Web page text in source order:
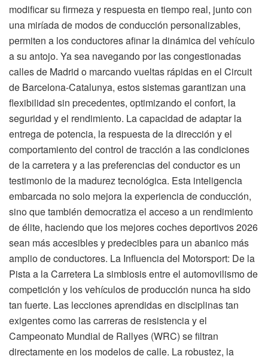
modificar su firmeza y respuesta en tiempo real, junto con
una miríada de modos de conducción personalizables,
permiten a los conductores afinar la dinámica del vehículo
a su antojo. Ya sea navegando por las congestionadas
calles de Madrid o marcando vueltas rápidas en el Circuit
de Barcelona-Catalunya, estos sistemas garantizan una
flexibilidad sin precedentes, optimizando el confort, la
seguridad y el rendimiento. La capacidad de adaptar la
entrega de potencia, la respuesta de la dirección y el
comportamiento del control de tracción a las condiciones
de la carretera y a las preferencias del conductor es un
testimonio de la madurez tecnológica. Esta inteligencia
embarcada no solo mejora la experiencia de conducción,
sino que también democratiza el acceso a un rendimiento
de élite, haciendo que los mejores coches deportivos 2026
sean más accesibles y predecibles para un abanico más
amplio de conductores. La Influencia del Motorsport: De la
Pista a la Carretera La simbiosis entre el automovilismo de
competición y los vehículos de producción nunca ha sido
tan fuerte. Las lecciones aprendidas en disciplinas tan
exigentes como las carreras de resistencia y el
Campeonato Mundial de Rallyes (WRC) se filtran
directamente en los modelos de calle. La robustez, la